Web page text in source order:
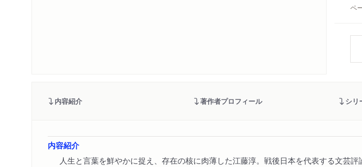
ペ
内容紹介 著作者プロフィール シリ
内容紹介
人生と言葉を鮮やかに捉え、存在の核に肉薄した江藤淳。戦後日本を代表する文芸